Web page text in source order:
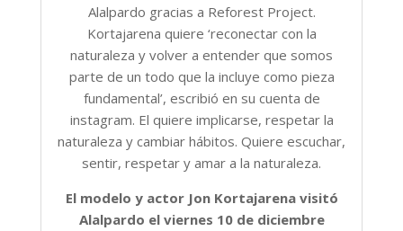
Alalpardo gracias a Reforest Project.
Kortajarena quiere ‘reconectar con la
naturaleza y volver a entender que somos
parte de un todo que la incluye como pieza
fundamental’, escribió en su cuenta de
instagram. El quiere implicarse, respetar la
naturaleza y cambiar hábitos. Quiere escuchar,
sentir, respetar y amar a la naturaleza.
El modelo y actor Jon Kortajarena visitó
Alalpardo el viernes 10 de diciembre